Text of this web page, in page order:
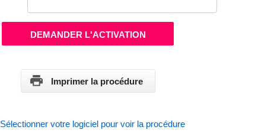
DEMANDER L'ACTIVATION
Imprimer la procédure
Sélectionner votre logiciel pour voir la procédure